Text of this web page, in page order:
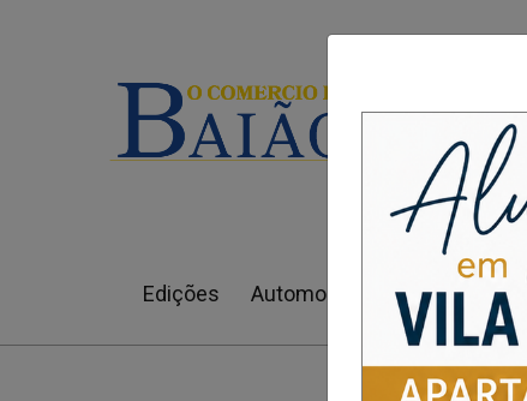
Edições Automobilismo Cultura